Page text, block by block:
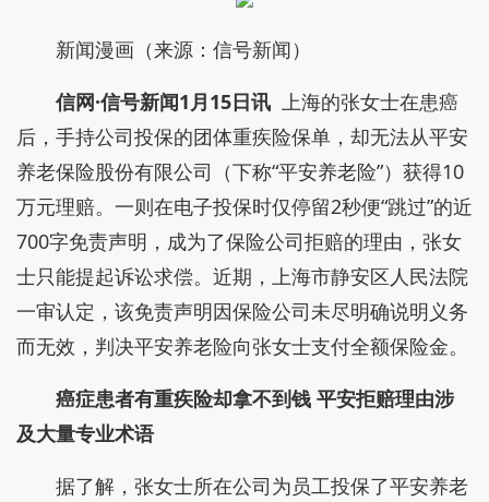
新闻漫画（来源：信号新闻）
信网·信号新闻1月15日讯 上海的张女士在患癌
后，手持公司投保的团体重疾险保单，却无法从平安
养老保险股份有限公司（下称“平安养老险”）获得10
万元理赔。一则在电子投保时仅停留2秒便“跳过”的近
700字免责声明，成为了保险公司拒赔的理由，张女
士只能提起诉讼求偿。近期，上海市静安区人民法院
一审认定，该免责声明因保险公司未尽明确说明义务
而无效，判决平安养老险向张女士支付全额保险金。
癌症患者有重疾险却拿不到钱 平安拒赔理由涉
及大量专业术语
据了解，张女士所在公司为员工投保了平安养老